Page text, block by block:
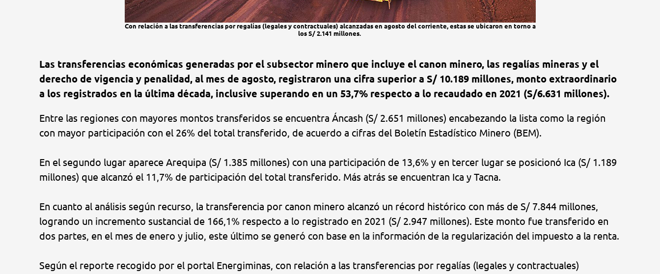
Con relación a las transferencias por regalías (legales y contractuales) alcanzadas en agosto del corriente, estas se ubicaron en torno a
los S/ 2.141 millones.
Las transferencias económicas generadas por el subsector minero que incluye el canon minero, las regalías mineras y el
derecho de vigencia y penalidad, al mes de agosto, registraron una cifra superior a S/ 10.189 millones, monto extraordinario
a los registrados en la última década, inclusive superando en un 53,7% respecto a lo recaudado en 2021 (S/6.631 millones).
Entre las regiones con mayores montos transferidos se encuentra Áncash (S/ 2.651 millones) encabezando la lista como la región
con mayor participación con el 26% del total transferido, de acuerdo a cifras del Boletín Estadístico Minero (BEM).
En el segundo lugar aparece Arequipa (S/ 1.385 millones) con una participación de 13,6% y en tercer lugar se posicionó Ica (S/ 1.189
millones) que alcanzó el 11,7% de participación del total transferido. Más atrás se encuentran Ica y Tacna.
En cuanto al análisis según recurso, la transferencia por canon minero alcanzó un récord histórico con más de S/ 7.844 millones,
logrando un incremento sustancial de 166,1% respecto a lo registrado en 2021 (S/ 2.947 millones). Este monto fue transferido en
dos partes, en el mes de enero y julio, este último se generó con base en la información de la regularización del impuesto a la renta.
Según el reporte recogido por el portal Energiminas, con relación a las transferencias por regalías (legales y contractuales)